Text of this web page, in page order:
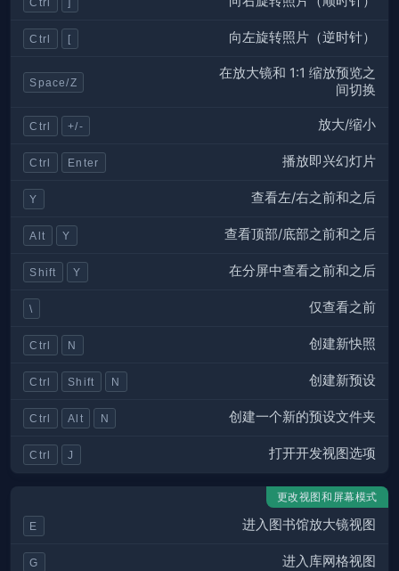
Ctrl [ 向左旋转照片（逆时针）
Space/Z
在放大镜和 1:1 缩放预览之
间切换
Ctrl +/- 放大/缩小
Ctrl Enter 播放即兴幻灯片
Y 查看左/右之前和之后
Alt Y 查看顶部/底部之前和之后
Shift Y 在分屏中查看之前和之后
\ 仅查看之前
Ctrl N 创建新快照
Ctrl Shift N 创建新预设
Ctrl Alt N 创建一个新的预设文件夹
Ctrl J 打开开发视图选项
更改视图和屏幕模式
E 进入图书馆放大镜视图
G 进入库网格视图